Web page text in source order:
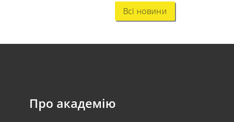
Всі новини
Про академію